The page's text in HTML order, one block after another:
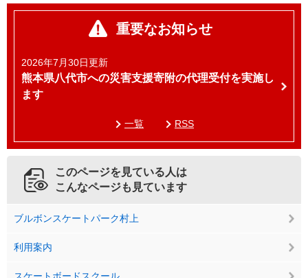
重要なお知らせ
2026年7月30日更新
熊本県八代市への災害支援寄附の代理受付を実施し
ます
一覧 RSS
このページを見ている人は
こんなページも見ています
ブルボンスケートパーク村上
利用案内